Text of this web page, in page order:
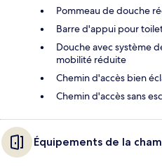
Pommeau de douche
Barre d'appui pour
Douche avec système
mobilité réduite
Chemin d'accès bien
Chemin d'accès sans
Équipements de la